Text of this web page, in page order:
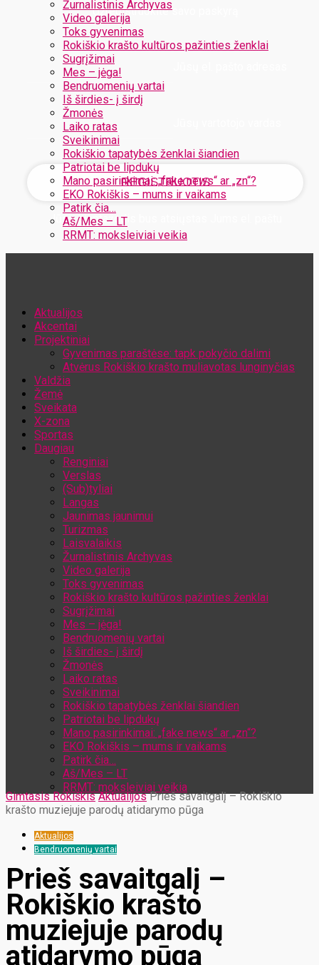
Žurnalistinis Archyvas
Video galerija
Toks gyvenimas
Rokiškio krašto kultūros pažinties ženklai
Sugrįžimai
Mes – jėga!
Bendruomenių vartai
Iš širdies- į širdį
Žmonės
Laiko ratas
Sveikinimai
Rokiškio tapatybės ženklai šiandien
Patriotai be lipdukų
Mano pasirinkimai: „fake news“ ar „zn“?
EKO Rokiškis – mums ir vaikams
Patirk čia…
Aš/Mes – LT
RRMT: moksleiviai veikia
Užregistruokite savo paskyrą
Jūsų slaptažodis bus atsiųstas Jums el. paštu
Aktualijos
Akcentai
Projektiniai
Gyvenimas paraštėse: tapk pokyčio dalimi
Atvėrus Rokiškio krašto muliavotas lunginyčias
Valdžia
Žemė
Sveikata
X-zona
Sportas
Daugiau
Renginiai
Verslas
(Sub)tyliai
Langas
Jaunimas jaunimui
Turizmas
Laisvalaikis
Žurnalistinis Archyvas
Video galerija
Toks gyvenimas
Rokiškio krašto kultūros pažinties ženklai
Sugrįžimai
Mes – jėga!
Bendruomenių vartai
Iš širdies- į širdį
Žmonės
Laiko ratas
Sveikinimai
Rokiškio tapatybės ženklai šiandien
Patriotai be lipdukų
Mano pasirinkimai: „fake news“ ar „zn“?
EKO Rokiškis – mums ir vaikams
Patirk čia…
Aš/Mes – LT
RRMT: moksleiviai veikia
Gimtasis Rokiškis Aktualijos Prieš savaitgalį – Rokiškio
krašto muziejuje parodų atidarymo pūga
Aktualijos
Bendruomenių vartai
Prieš savaitgalį –
Rokiškio krašto
muziejuje parodų
atidarymo pūga